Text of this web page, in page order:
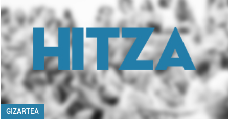
GIZARTEA